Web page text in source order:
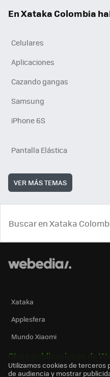
En Xataka Colombia
Celulares
Aplicaciones
Cazando gangas
Samsung
iPhone 6S
Pantalla Elástica
VER MÁS TEMAS
Xataka
Applesfera
Mundo Xiaomi
Otras publicaciones de
Utilizamos cookies de
de audiencia y mostrar